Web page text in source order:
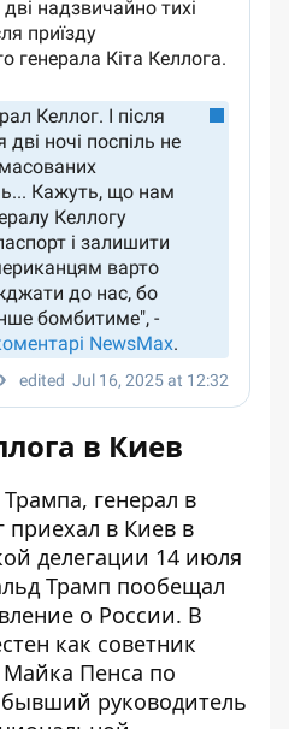
в Киев
генерал в
приехал в Киев в
делегации 14 июля
Трамп пообещал
о России. В
как советник
Майка Пенса по
руководитель